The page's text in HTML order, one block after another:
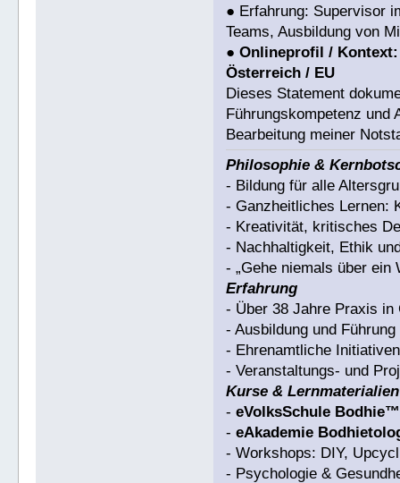
● Erfahrung: Supervisor
Teams, Ausbildung von
●Onlineprofil / Kontext:
Österreich / EU
Dieses Statement
Führungskompetenz und
Bearbeitung meiner
Philosophie &
- Bildung für alle
- Ganzheitliches Lernen:
- Kreativität, kritisches
- Nachhaltigkeit, Ethik
- „Gehe niemals über
Erfahrung
- Über 38 Jahre Praxis in
- Ausbildung und
- Ehrenamtliche
- Veranstaltungs- und
Kurse & Lernmaterialien
-eVolksSchule Bodhie™
-eAkademie
- Workshops: DIY,
- Psychologie &